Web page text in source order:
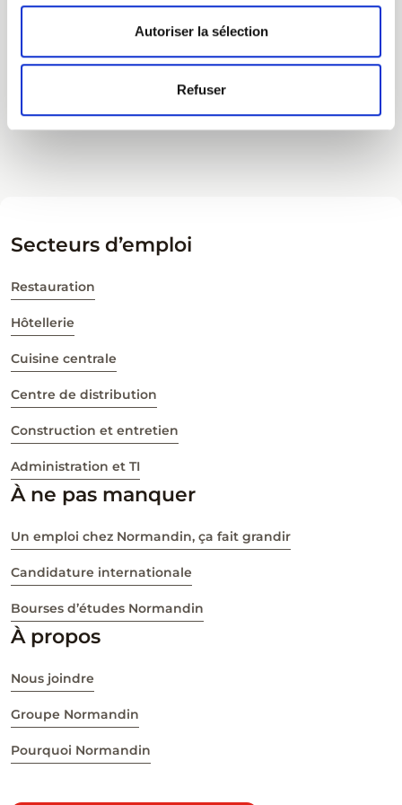
Autoriser la sélection
Refuser
Autres avantages
Secteurs d’emploi
Restauration
Hôtellerie
Cuisine centrale
Centre de distribution
Construction et entretien
Administration et TI
À ne pas manquer
Un emploi chez Normandin, ça fait grandir
Candidature internationale
Bourses d’études Normandin
À propos
Nous joindre
Groupe Normandin
Pourquoi Normandin